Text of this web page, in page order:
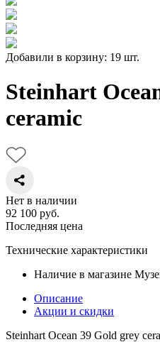
Добавили в корзину: 19 шт.
Steinhart
ceramic
Нет в наличии
92 100 руб.
Последняя цена
Технические характеристики
Наличие в магазине
Описание
Акции и скидки
Steinhart Ocean 39 Gold grey